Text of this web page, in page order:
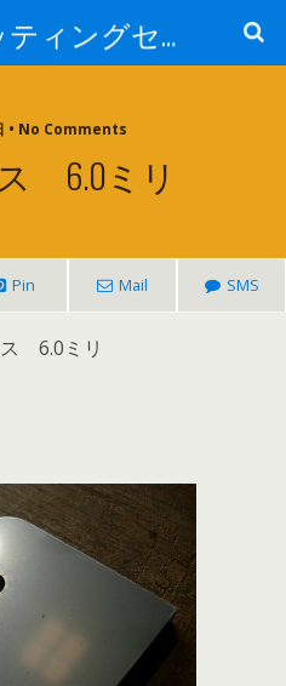
レーザーカッティングセンター 株式会社 中本鉄工所
• No Comments
6.0ミリ
Pin Mail SMS
6.0ミリ